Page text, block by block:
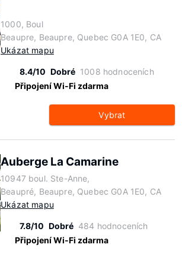
1000, Boul
Beaupre, Beaupre, Quebec G0A 1E0, CA
Ukázat mapu
8.4/10 Dobré 1008 hodnoceních
Připojení Wi-Fi zdarma
Vybrat
Auberge La Camarine
10947 boul. Ste-Anne,
Beaupré, Beaupre, Quebec G0A 1E0, CA
Ukázat mapu
7.8/10 Dobré 484 hodnoceních
Připojení Wi-Fi zdarma